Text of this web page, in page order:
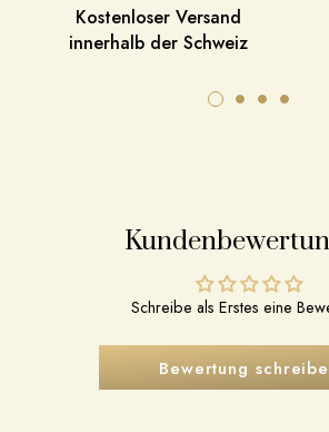
Kostenloser Versand
innerhalb der Schweiz
Schreibe als Erstes eine
Bewertung